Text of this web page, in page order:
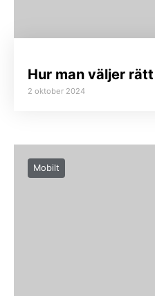
Hur man väljer
2 oktober 2024
Mobilt